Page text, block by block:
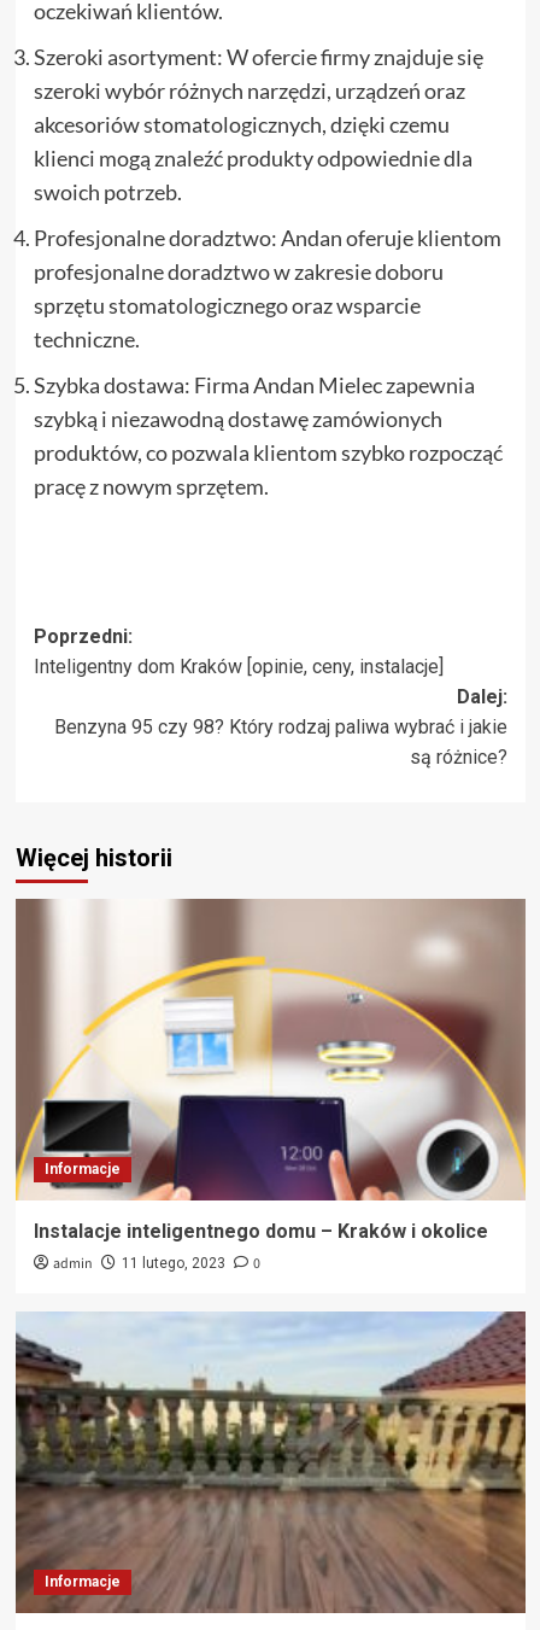
oczekiwań klientów.
Szeroki asortyment: W ofercie firmy znajduje się
szeroki wybór różnych narzędzi, urządzeń oraz
akcesoriów stomatologicznych, dzięki czemu
klienci mogą znaleźć produkty odpowiednie dla
swoich potrzeb.
Profesjonalne doradztwo: Andan oferuje klientom
profesjonalne doradztwo w zakresie doboru
sprzętu stomatologicznego oraz wsparcie
techniczne.
Szybka dostawa: Firma Andan Mielec zapewnia
szybką i niezawodną dostawę zamówionych
produktów, co pozwala klientom szybko rozpocząć
pracę z nowym sprzętem.
Zobacz
wpisy
Poprzedni:
Inteligentny dom Kraków [opinie, ceny, instalacje]
Dalej:
Benzyna 95 czy 98? Który rodzaj paliwa wybrać i jakie
są różnice?
Więcej historii
Informacje
Instalacje inteligentnego domu – Kraków i okolice
admin 11 lutego, 2023 0
Informacje